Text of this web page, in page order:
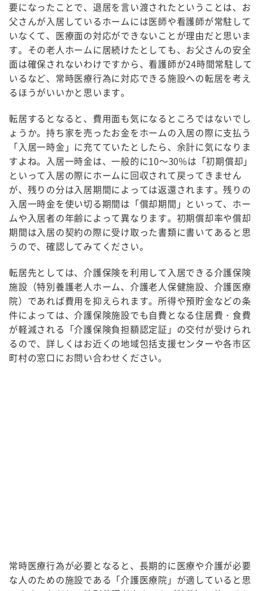
要になったことで、退居を言い渡されたということは、お
父さんが入居しているホームには医師や看護師が常駐して
いなくて、医療面の対応ができないことが理由だと思いま
す。その老人ホームに居続けたとしても、お父さんの安全
面は確保されないわけですから、看護師が24時間常駐して
いるなど、常時医療行為に対応できる施設への転居を考え
るほうがいいかと思います。
転居するとなると、費用面も気になるところではないでし
ょうか。持ち家を売ったお金をホームの入居の際に支払う
「入居一時金」に充てていたとしたら、余計に気になりま
すよね。入居一時金は、一般的に10～30%は「初期償却」
といって入居の際にホームに回収されて戻ってきません
が、残りの分は入居期間によっては返還されます。残りの
入居一時金を使い切る期間は「償却期間」といって、ホー
ムや入居者の年齢によって異なります。初期償却率や償却
期間は入居の契約の際に受け取った書類に書いてあると思
うので、確認してみてください。
転居先としては、介護保険を利用して入居できる介護保険
施設（特別養護老人ホーム、介護老人保健施設、介護医療
院）であれば費用を抑えられます。所得や預貯金などの条
件によっては、介護保険施設でも自費となる住居費・食費
が軽減される「介護保険負担額認定証」の交付が受けられ
るので、詳しくはお近くの地域包括支援センターや各市区
町村の窓口にお問い合わせください。
常時医療行為が必要となると、長期的に医療や介護が必要
な人のための施設である「介護医療院」が適していると思